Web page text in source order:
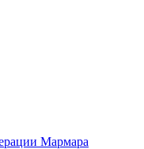
Мармара